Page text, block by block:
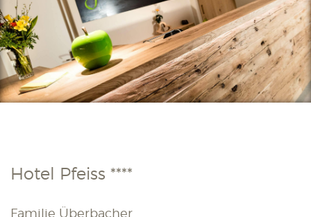
Hotel Pfeiss ****
Familie Überbacher